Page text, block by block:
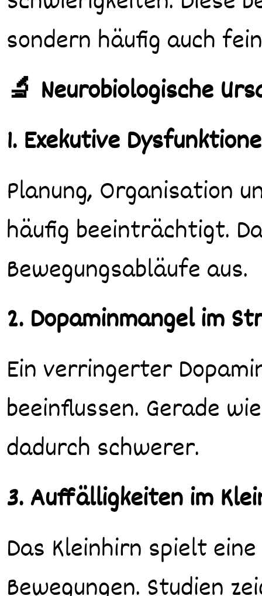
sondern häufig auch
🔬 Neurobiologische
1. Exekutive
Planung, Organisation
häufig beeinträchtigt.
Bewegungsabläufe aus.
2. Dopaminmangel im
Ein verringerter
beeinflussen. Gerade
dadurch schwerer.
3. Auffälligkeiten im
Das Kleinhirn spielt